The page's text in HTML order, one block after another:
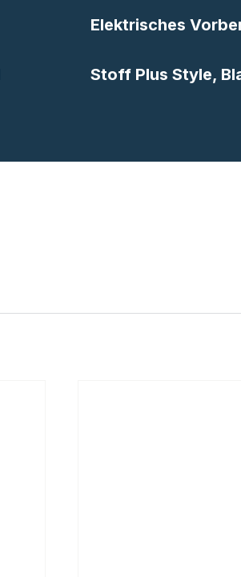
Elektrisches
Stoff Plus Style,